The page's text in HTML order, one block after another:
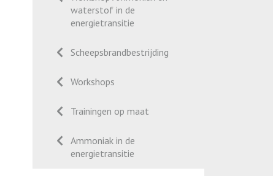
waterstof in de
energietransitie
Scheepsbrandbestrijding
Workshops
Trainingen op maat
Ammoniak in de
energietransitie